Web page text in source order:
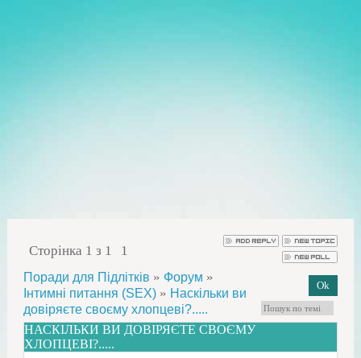
Сторінка 1 з 1 1
Поради для Підлітків » Форум »
Інтимні питання (SEX) » Наскільки ви
довіряєте своєму хлопцеві?.....
НАСКІЛЬКИ ВИ ДОВІРЯЄТЕ СВОЄМУ
ХЛОПЦЕВІ?.....